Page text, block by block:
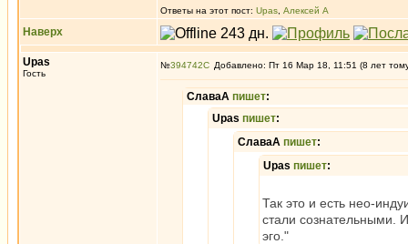
Ответы на этот пост: Upas Алексей А
Наверх
Upas
Гость
№394742 Добавлено: Пт 16 Мар 18, 11:51 (8 лет
СлаваА пишет:
Upas пишет:
СлаваА пишет:
Upas пишет:
Так это и есть нео-
стали сознательными.
эго."